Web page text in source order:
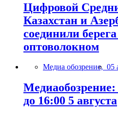
Цифровой
Казахстан и
соединили
оптоволокном
Медиа обозрение, 05
Медиаобозрение:
до 16:00 5 августа